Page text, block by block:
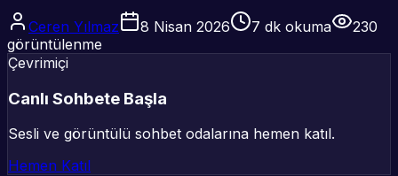
Ceren Yılmaz 8 Nisan 2026 7 dk okuma
230
görüntülenme
Çevrimiçi
Canlı Sohbete Başla
Sesli ve görüntülü sohbet odalarına hemen katıl.
Hemen Katıl